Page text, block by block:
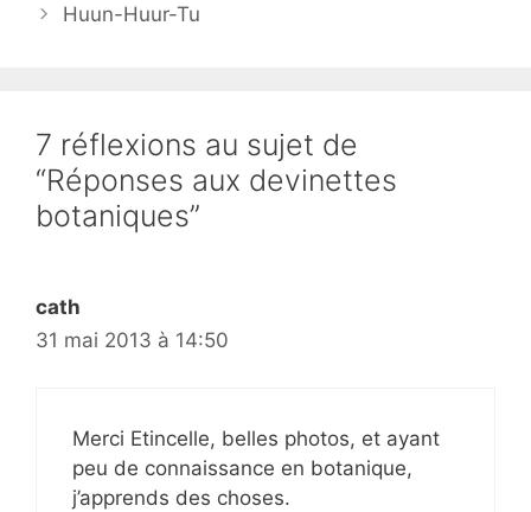
Huun-Huur-Tu
7 réflexions au sujet de
“Réponses aux devinettes
botaniques”
cath
31 mai 2013 à 14:50
Merci Etincelle, belles photos, et ayant
peu de connaissance en botanique,
j’apprends des choses.